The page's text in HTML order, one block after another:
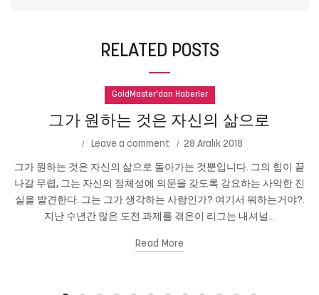
RELATED POSTS
GoldMaster'dan Haberler
그가 원하는 것은 자신의 삶으로
Leave a comment 28 Aralık 2018
그가 원하는 것은 자신의 삶으로 돌아가는 것뿐입니다. 그의 힘이 끝
나갈 무렵, 그는 자신의 정체성에 의문을 갖도록 강요하는 사악한 진
실을 발견한다. 그는 그가 생각하는 사람인가? 여기서 뭐하는거야?.
지난 수년간 많은 도전 과제를 겪은이 리그는 내셔널...
Read More